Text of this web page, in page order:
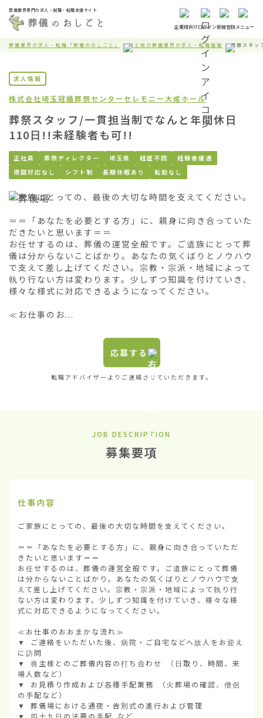
葬儀業界専門の求人・就職・転職支援サイト
企業様向けログイン新規登録メニュー
葬儀業界の求人・転職「葬儀のおしごと」 埼玉県の葬儀業界の求人・転職情報 葬祭スタッ
求人情報
株式会社埼玉冠婚葬祭センターセレモニー大成ホール
葬祭スタッフ/一貫担当制でなんと年間休日
110日!!未経験者も可!!
正社員 葬祭ディレクター 埼玉県 経歴不問
経験者優遇
夜間対応なし
シフト制 長期休暇あり 転勤なし
ご家族にとっての、最後の大切な時間を支えてください。
＝＝「あなたを必要とする方」に、親身に向き合っていた
だきたいと思います＝＝
お任せするのは、葬儀の運営全般です。ご遺族にとって葬
儀は分からないことばかり。あなたの気くばりとノウハウ
で支えて差し上げてください。宗教・宗派・地域によって
執り行ない方は変わります。少しずつ知識を付けていき、
様々な様式に対応できるようになってください。
≪お仕事のお...
応募する
転職アドバイザーよりご連絡させていただきます。
JOB DESCRIPTION
募集要項
仕事内容
ご家族にとっての、最後の大切な時間を支えてください。
＝＝「あなたを必要とする方」に、親身に向き合っていただ
きたいと思います＝＝
お任せするのは、葬儀の運営全般です。ご遺族にとって葬儀
は分からないことばかり。あなたの気くばりとノウハウで支
えて差し上げてください。宗教・宗派・地域によって執り行
ない方は変わります。少しずつ知識を付けていき、様々な様
式に対応できるようになってください。
≪お仕事のおおまかな流れ≫
▼ ご連絡をいただいた後、病院・ご自宅などへ故人をお迎え
に訪問
▼ 喪主様とのご葬儀内容の打ち合わせ （日取り、時間、来
場人数など）
▼ お見積り作成および各種手配業務 （火葬場の確認、僧侶
の手配など）
▼ 葬儀場における通夜・告別式の進行および管理
▼ 四十九日の法要の手配 など